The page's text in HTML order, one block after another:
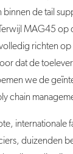
de tail
MAG45 op
richten
dat de
we de
chain
internationale
duizenden